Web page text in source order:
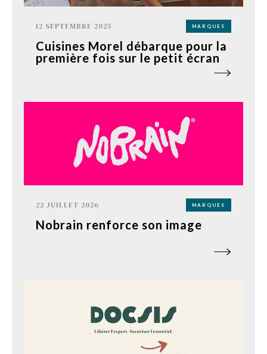
12 SEPTEMBRE 2025 MARQUES
Cuisines Morel débarque pour la
première fois sur le petit écran
22 JUILLET 2026 MARQUES
Nobrain renforce son image